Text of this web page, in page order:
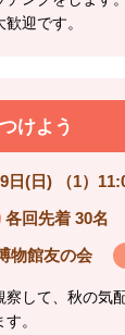
迎です。
けよう
日(日) （1）
各回先着 30名
物館友の会
して、秋の気
。